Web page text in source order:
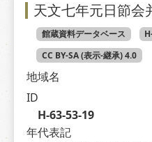
天文七年元日節会
館蔵資料データベース
CC BY-SA (表示-継承) 4.0
地域名
ID
H-63-53-19
年代表記